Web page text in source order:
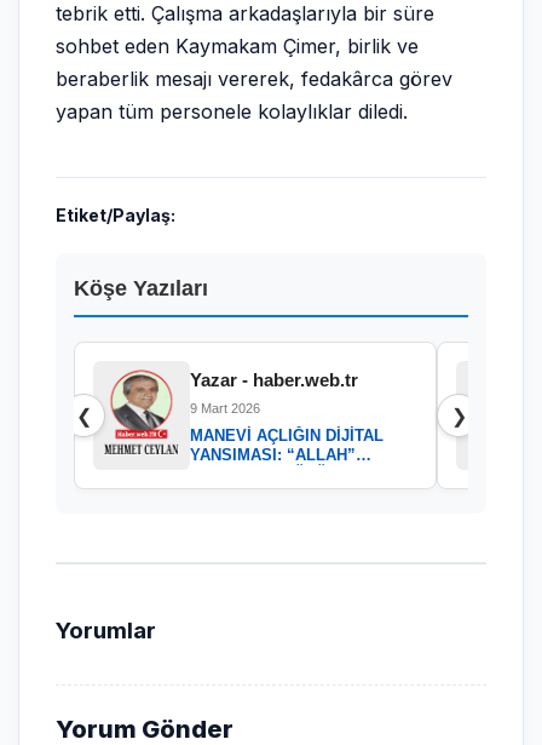
tebrik etti. Çalışma arkadaşlarıyla bir süre
sohbet eden Kaymakam Çimer, birlik ve
beraberlik mesajı vererek, fedakârca görev
yapan tüm personele kolaylıklar diledi.
Etiket/Paylaş:
Köşe Yazıları
❮
Yazar - haber.web.tr
9 Mart 2026
MANEVİ AÇLIĞIN DİJİTAL
YANSIMASI: “ALLAH”
❯
Yorumlar
Yorum Gönder